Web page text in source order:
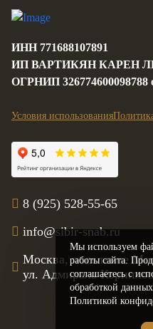
Мы используем
работы сайта.
соглашаетесь с
обработкой
Политикой
ИНН 771688107891
ИП ВАРТИКЯН КАРЕН
ОГРНИП 326774600098788
Условия использования
8 (925) 528-55-65
info@sibir-snab.ru
Москва, поселение
ул. Адмирала